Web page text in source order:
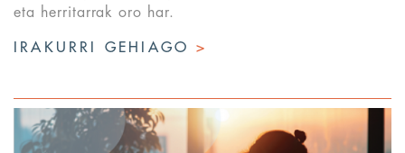
eta herritarrak oro har.
IRAKURRI GEHIAGO>